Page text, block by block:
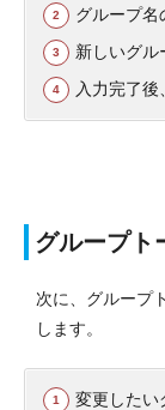
グループ名
新しいグル
入力完了後
グループト
次に、グループ
します。
変更したい